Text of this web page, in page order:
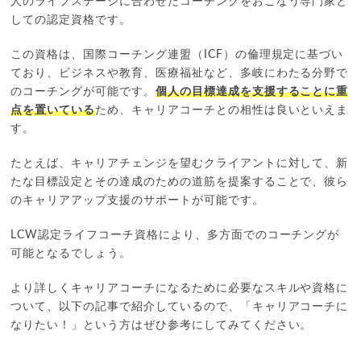
しての認定資格です。
この資格は、国際コーチング連盟（ICF）の倫理規定に基づい
ており、ビジネスや教育、医療福祉など、多岐にわたる分野で
のコーチングが可能です。 個人の目標達成を支援することに重
点を置いているため、キャリアコーチとの相性は良いといえま
す。
たとえば、キャリアチェンジを望むクライアントに対して、新
たな目標設定とその達成のための道筋を提案することで、彼ら
のキャリアアップ支援のサポートが可能です。
LCW認定ライフコーチ資格により、多方面でのコーチングが
可能となるでしょう。
より詳しくキャリアコーチになるために必要なスキルや資格に
ついて、以下の記事で紹介しているので、「キャリアコーチに
なりたい！」という方はぜひ参考にしてみてください。